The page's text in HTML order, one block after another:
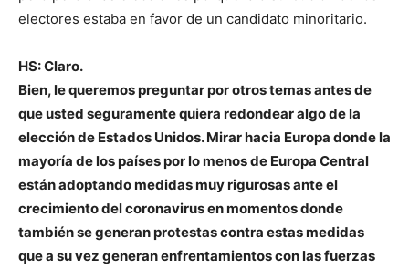
electores estaba en favor de un candidato minoritario.
HS: Claro.
Bien, le queremos preguntar por otros temas antes de
que usted seguramente quiera redondear algo de la
elección de Estados Unidos. Mirar hacia Europa donde la
mayoría de los países por lo menos de Europa Central
están adoptando medidas muy rigurosas ante el
crecimiento del coronavirus en momentos donde
también se generan protestas contra estas medidas
que a su vez generan enfrentamientos con las fuerzas